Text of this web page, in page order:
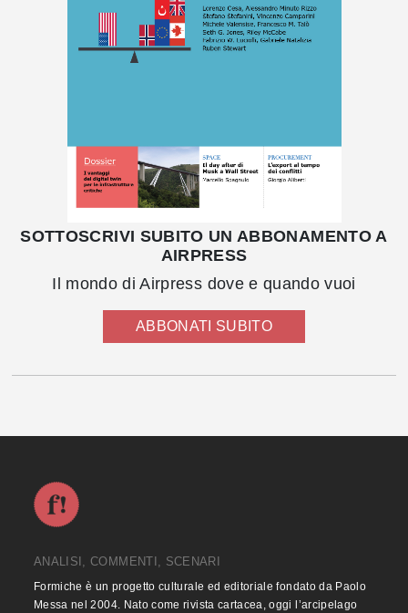
SOTTOSCRIVI SUBITO UN ABBONAMENTO A
AIRPRESS
Il mondo di Airpress dove e quando vuoi
ABBONATI SUBITO
ANALISI, COMMENTI, SCENARI
Formiche è un progetto culturale ed editoriale fondato da Paolo
Messa nel 2004. Nato come rivista cartacea, oggi l’arcipelago